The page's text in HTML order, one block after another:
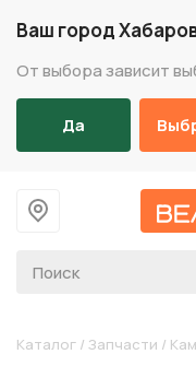
Ваш город
От выбора зависит
Да
Каталог / Запчасти /